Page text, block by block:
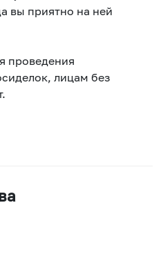
вы приятно на ней
проведения
лицам без